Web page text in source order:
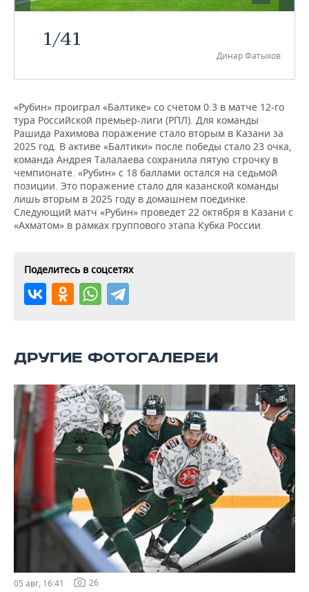
НЕФТЕХИМИЯ
НЕФТЬ
ЭНЕРГЕТИКА
ТЕЛЕКОММУНИКАЦИИ
БИЗНЕС-БРАНЧИ
ONLINE-КОНФЕРЕНЦИИ
ОТКРЫТАЯ ЛЕКЦИЯ
ФУТБОЛ
ХОККЕЙ
БАСКЕТБОЛ
ВОЛЕЙБОЛ
ФИГУРНОЕ КАТАНИЕ
НОВОСТИ ОБЩЕСТВА
ВЛАСТЬ
ИНФРАСТРУКТУРА
ИСТОРИЯ
МЕДИЦИНА
ФОТОГАЛЕРЕЯ
СЮЖЕТЫ
СПРАВОЧНИК
СПИСОК ПЕРСОН
ПОЛНАЯ ВЕРСИЯ
1/41
Динар Фатыхов
«Рубин» проиграл «Балтике» со счетом 0:3 в матче 12-го
тура Российской премьер-лиги (РПЛ). Для команды
Рашида Рахимова поражение стало вторым в Казани за
2025 год. В активе «Балтики» после победы стало 23 очка,
команда Андрея Талалаева сохранила пятую строчку в
чемпионате. «Рубин» с 18 баллами остался на седьмой
позиции. Это поражение стало для казанской команды
лишь вторым в 2025 году в домашнем поединке.
Следующий матч «Рубин» проведет 22 октября в Казани с
«Ахматом» в рамках группового этапа Кубка России.
Поделитесь в соцсетях
ДРУГИЕ ФОТОГАЛЕРЕИ
05 авг, 16:41 26